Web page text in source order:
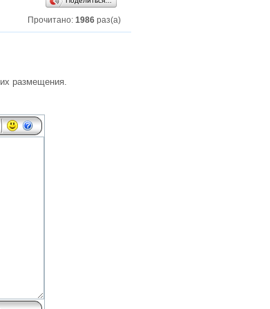
Прочитано: 1986 раз(а)
их размещения.